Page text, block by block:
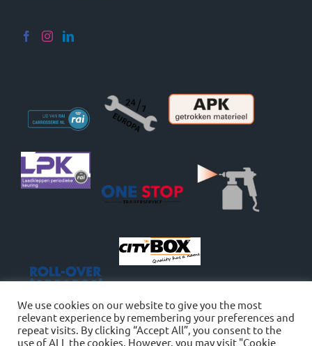
We use cookies on our website to give you the most
relevant experience by remembering your preferences and
repeat visits. By clicking “Accept All”, you consent to the
use of ALL the cookies. However, you may visit "Cookie